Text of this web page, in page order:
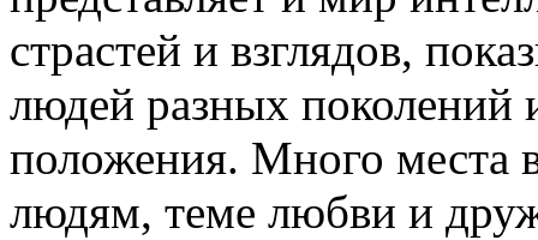
страстей и взглядов,
людей разных поколений
положения. Много места
людям, теме любви и